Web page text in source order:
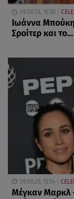
09.08.26, 16:30
Ιωάννα
Σροίτερ και
09.08.26, 15:54
Μέγκαν Μαρκλ